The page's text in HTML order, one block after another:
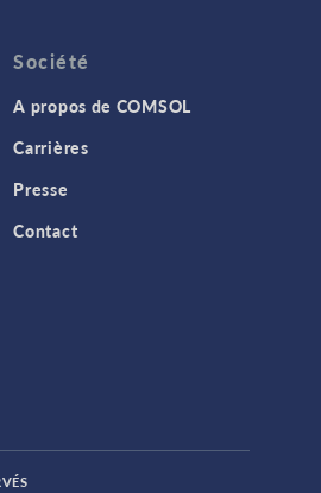
Société
A propos de COMSOL
Carrières
Presse
Contact